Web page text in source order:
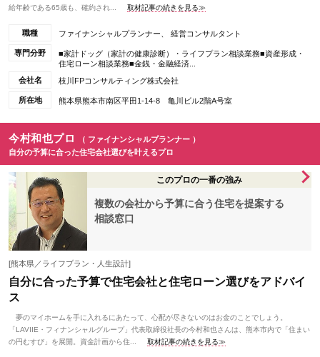
給年齢である65歳も、確約され...
取材記事の続きを見る≫
職種 ファイナンシャルプランナー、 経営コンサルタント
専門分野
■家計ドッグ（家計の健康診断）・ライフプラン相談業務■資産形成・
住宅ローン相談業務■金銭・金融経済...
会社名
枝川FPコンサルティング株式会社
所在地 熊本県熊本市南区平田1-14-8 亀川ビル2階A号室
今村和也プロ
（ ファイナンシャルプランナー ）
自分の予算に合った住宅会社選びを叶えるプロ
このプロの一番の強み
複数の会社から予算に合う住宅を提案する
相談窓口
[熊本県／ライフプラン・人生設計]
自分に合った予算で住宅会社と住宅ローン選びをアドバイ
ス
夢のマイホームを手に入れるにあたって、心配が尽きないのはお金のことでしょう。
「LAVIIE・フィナンシャルグループ」代表取締役社長の今村和也さんは、熊本市内で「住まい
の円むすび」を展開。資金計画から住...
取材記事の続きを見る≫